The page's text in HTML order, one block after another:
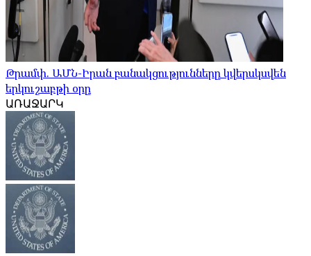
Թրամփ. ԱՄՆ-Իրան բանակցությունները կվերսկսվեն
երկուշաբթի օրը
ԱՌԱՋԱՐԿ